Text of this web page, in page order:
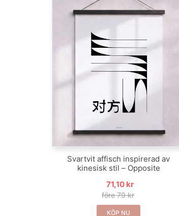
Svartvit affisch inspirerad av
kinesisk stil – Opposite
71,10 kr
före 79 kr
KÖP NU